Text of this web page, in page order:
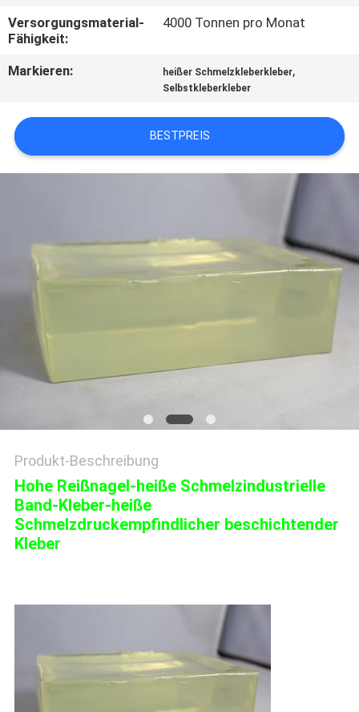
ANGEBOT
ANFORDERN
DATENSCHUTZRICHTLINIE
Versorgungsmaterial-
Fähigkeit:
4000 Tonnen pro Monat
Markieren: heißer Schmelzkleberkleber,
Selbstkleberkleber
BESTPREIS
Produkt-Beschreibung
Hohe Reißnagel-heiße Schmelzindustrielle
Band-Kleber-heiße
Schmelzdruckempfindlicher beschichtender
Kleber